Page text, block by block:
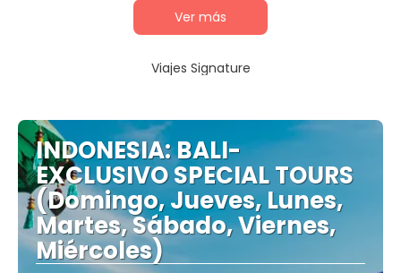
Ver más
Viajes Signature
INDONESIA: BALI-
EXCLUSIVO SPECIAL TOURS
(Domingo, Jueves, Lunes,
Martes, Sábado, Viernes,
Miércoles)